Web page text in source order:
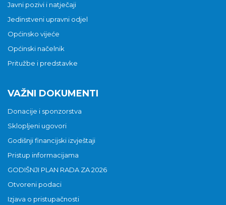
Javni pozivi i natječaji
Jedinstveni upravni odjel
Općinsko vijeće
Općinski načelnik
Pritužbe i predstavke
VAŽNI DOKUMENTI
Donacije i sponzorstva
Sklopljeni ugovori
Godišnji financijski izvještaji
Pristup informacijama
GODIŠNJI PLAN RADA ZA 2026
Otvoreni podaci
Izjava o pristupačnosti